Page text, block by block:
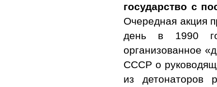
государство с
Очередная акция
день в 1990
организованное
СССР о
из детонаторов